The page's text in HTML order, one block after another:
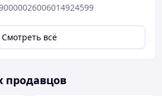
Смотреть всё
продавцов